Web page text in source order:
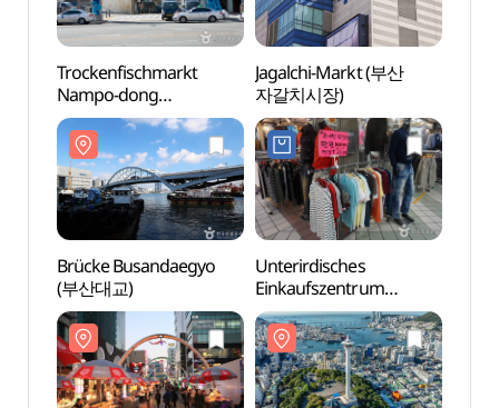
Trockenfischmarkt
Nampo-dong
(남포동건어물도매시장)
Jagalchi-Markt (부산
자갈치시장)
Brücke Busandaegyo
(부산대교)
Unterirdisches
Einkaufszentrum
Nampo-dong (남포동
지하도상가)